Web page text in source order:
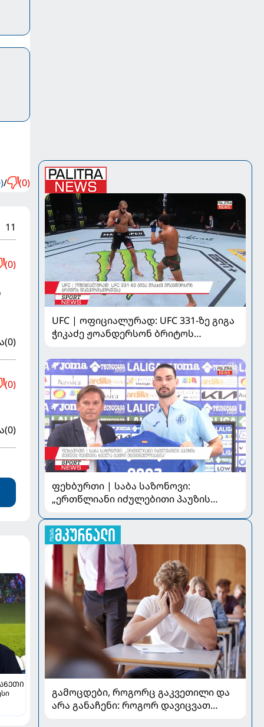
/ (0)
11
(0)
(0)
(0)
(0)
UFC | ოფიციალურად: UFC 331-ზე გიგა
ჭიკაძე ჟოანდერსონ ბრიტოს
ფეხბურთი | საბა საზონოვი:
„ერთწლიანი იძულებითი პაუზის
მნიშვნელოვანია“
გამოცდები, როგორც გაკვეთილი და
არა განაჩენი: როგორ დავიცვათ